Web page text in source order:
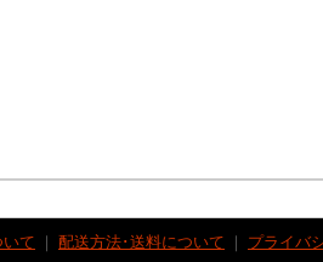
て 配送方法･送料について プライバ